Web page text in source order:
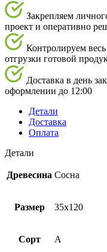
Закрепляем
проект и оперативно
Контролируем
отгрузки готовой
Доставка в день
оформлении до 12:00
Детали
Доставка
Оплата
Детали
Древесина Сосна
Размер 35х120
Сорт A